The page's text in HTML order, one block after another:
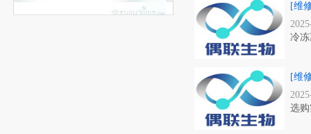
[维
冷
[维
选